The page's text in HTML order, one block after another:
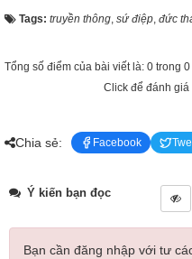
Tags: truyền thông, sứ điệp, đức
Tổng số điểm của bài viết là: 0 trong
Click để đánh giá
Chia sẻ: Facebook
Ý kiến bạn đọc
Bạn cần đăng nhập với tư